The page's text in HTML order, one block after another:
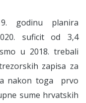
godinu planira
suficit od 3,4
u 2018. trebali
zapisa za
nakon toga prvo
sume hrvatskih